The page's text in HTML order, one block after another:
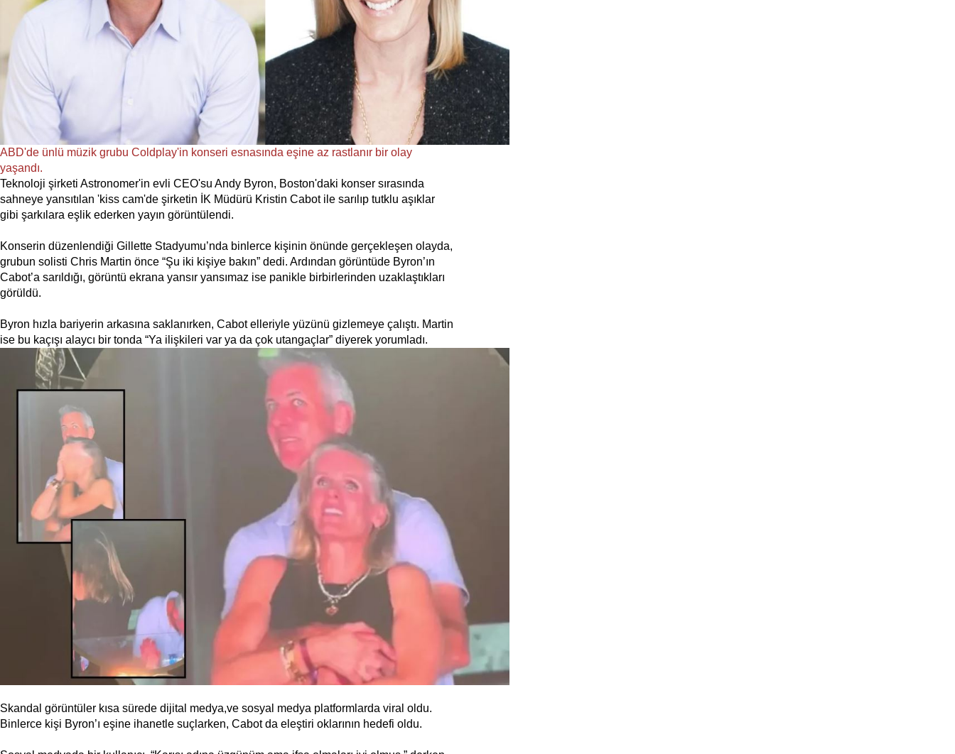
ABD'de ünlü müzik grubu Coldplay'in konseri esnasında eşine az rastlanır bir olay
yaşandı.
Teknoloji şirketi Astronomer'in evli CEO'su Andy Byron, Boston'daki konser sırasında
sahneye yansıtılan 'kiss cam'de şirketin İK Müdürü Kristin Cabot ile sarılıp tutklu aşıklar
gibi şarkılara eşlik ederken yayın görüntülendi.
Konserin düzenlendiği Gillette Stadyumu’nda binlerce kişinin önünde gerçekleşen olayda,
grubun solisti Chris Martin önce “Şu iki kişiye bakın” dedi. Ardından görüntüde Byron’ın
Cabot’a sarıldığı, görüntü ekrana yansır yansımaz ise panikle birbirlerinden uzaklaştıkları
görüldü.
Byron hızla bariyerin arkasına saklanırken, Cabot elleriyle yüzünü gizlemeye çalıştı. Martin
ise bu kaçışı alaycı bir tonda “Ya ilişkileri var ya da çok utangaçlar” diyerek yorumladı.
Skandal görüntüler kısa sürede dijital medya,ve sosyal medya platformlarda viral oldu.
Binlerce kişi Byron’ı eşine ihanetle suçlarken, Cabot da eleştiri oklarının hedefi oldu.